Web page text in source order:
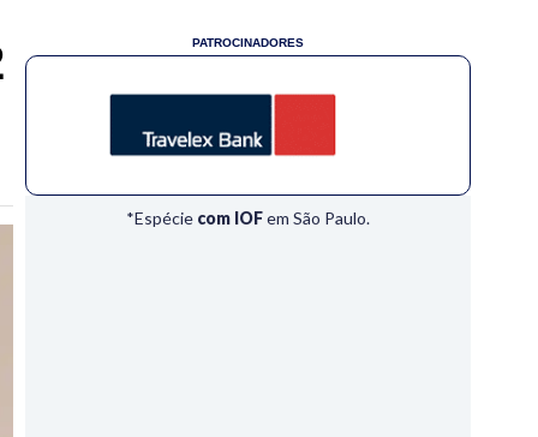
PATROCINADORES